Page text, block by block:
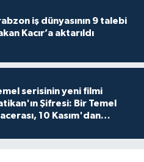
iş dünyasının 9 talebi
Kacır’a aktarıldı
serisinin yeni filmi
Şifresi: Bir Temel
10 Kasım'dan